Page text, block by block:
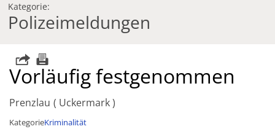
Kategorie:
Polizeimeldungen
Vorläufig festgenommen
Prenzlau Uckermark
KategorieKriminalität